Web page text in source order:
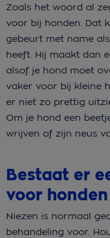
Zoals het woord al
voor bij honden. Dat
gebeurt met name
heeft. Hij maakt dan
alsof je hond moet
vaker voor bij kleine
er niet zo prettig
Om je hond een
wrijven of zijn neus
Bestaat er
voor
Niezen is normaal
behandeling voor.